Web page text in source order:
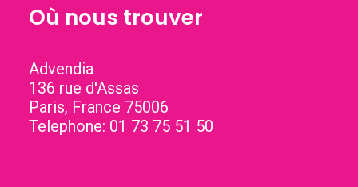
Où nous trouver
Advendia
136 rue d'Assas
Paris, France 75006
Telephone: 01 73 75 51 50